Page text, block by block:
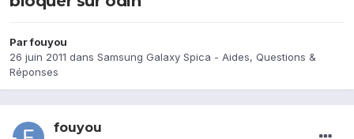
Parfouyou
26 juin 2011 dans Samsung Galaxy Spica - Aides, Questions &
Réponses
fouyou